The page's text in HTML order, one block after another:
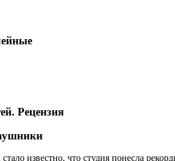
Рецензия
известно, что студия понесла